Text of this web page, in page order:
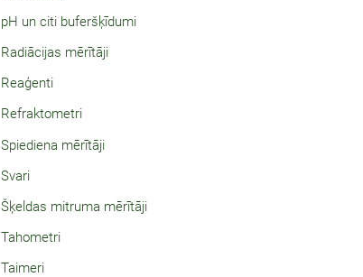
pH un citi buferšķīdumi
Radiācijas mērītāji
Reaģenti
Refraktometri
Spiediena mērītāji
Svari
Šķeldas mitruma mērītāji
Tahometri
Taimeri